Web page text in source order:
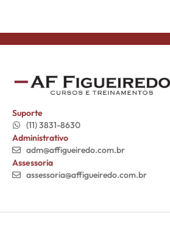
Suporte
(11) 3831-8630
Administrativo
adm@affigueiredo.com.br
Assessoria
assessoria@affigueiredo.com.br